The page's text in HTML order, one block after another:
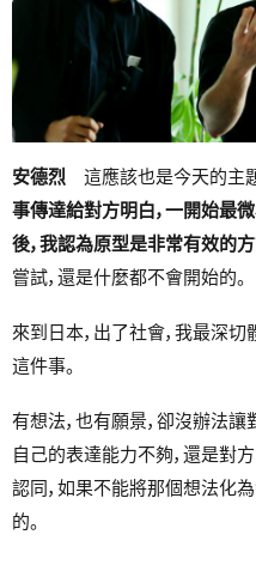
安德烈 這應該也是今天的主題
事傳達給對方明白，一開始最
後，我認為原型是非常有效的方
嘗試，還是什麼都不會開始的。
來到日本，出了社會，我最深切
這件事。
有想法，也有願景，卻沒辦法
自己的表達能力不夠，還是對
認同，如果不能將那個想法化
的。